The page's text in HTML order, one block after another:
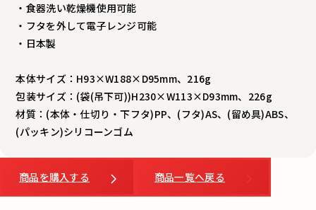
・食器洗い乾燥機使用可能
・フタを外して電子レンジ可能
・日本製
本体サイズ：H93×W188×D95mm、216g
包装サイズ：(袋(吊下可))H230×W113×D93mm、226g
材質：(本体・仕切り・下フタ)PP、(フタ)AS、(留め具)ABS、
(パッキン)シリコーンゴム
商品を購入する 商品一覧へ戻る